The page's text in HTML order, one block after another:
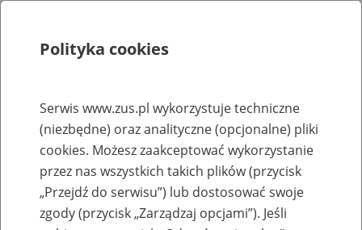
Rejestry, ewidencje i archiwa
Baza zlikwidowanych lub
przekształconych zakładów pracy
Polityka cookies
Serwis www.zus.pl wykorzystuje techniczne
(niezbędne) oraz analityczne (opcjonalne) pliki
cookies. Możesz zaakceptować wykorzystanie
przez nas wszystkich takich plików (przycisk
„Przejdź do serwisu”) lub dostosować swoje
zgody (przycisk „Zarządzaj opcjami”). Jeśli